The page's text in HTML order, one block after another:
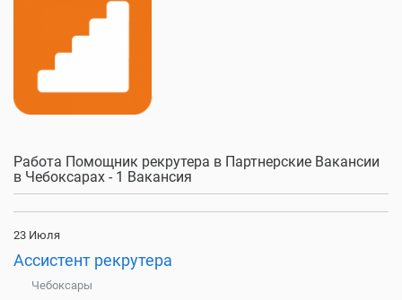
Работа Помощник рекрутера в Партнерские Вакансии
в Чебоксарах - 1 Вакансия
23 Июля
Ассистент рекрутера
Чебоксары